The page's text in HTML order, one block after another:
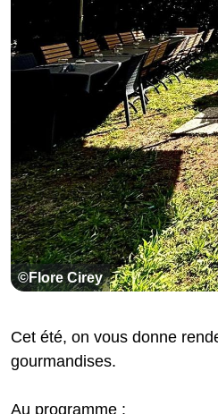
©Flore Cirey
Cet été, on vous donne
gourmandises.
Au programme :